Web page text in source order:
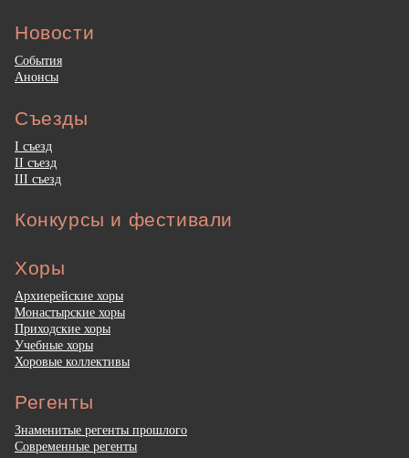
Новости
События
Анонсы
Съезды
I съезд
II съезд
III съезд
Конкурсы и фестивали
Хоры
Архиерейские хоры
Монастырские хоры
Приходские хоры
Учебные хоры
Хоровые коллективы
Регенты
Знаменитые регенты прошлого
Современные регенты